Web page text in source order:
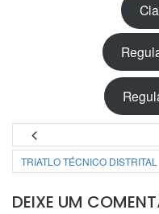
TRIATLO TÉCNICO DISTRITAL
DEIXE UM